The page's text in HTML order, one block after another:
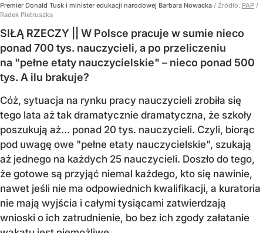
Premier Donald Tusk i minister edukacji narodowej Barbara Nowacka / Źródło: PAP /
Radek Pietruszka
SIŁĄ RZECZY || W Polsce pracuje w sumie nieco
ponad 700 tys. nauczycieli, a po przeliczeniu
na "pełne etaty nauczycielskie" – nieco ponad 500
tys. A ilu brakuje?
Cóż, sytuacja na rynku pracy nauczycieli zrobiła się
tego lata aż tak dramatycznie dramatyczna, że szkoły
poszukują aż… ponad 20 tys. nauczycieli. Czyli, biorąc
pod uwagę owe "pełne etaty nauczycielskie", szukają
aż jednego na każdych 25 nauczycieli. Doszło do tego,
że gotowe są przyjąć niemal każdego, kto się nawinie,
nawet jeśli nie ma odpowiednich kwalifikacji, a kuratoria
nie mają wyjścia i całymi tysiącami zatwierdzają
wnioski o ich zatrudnienie, bo bez ich zgody załatanie